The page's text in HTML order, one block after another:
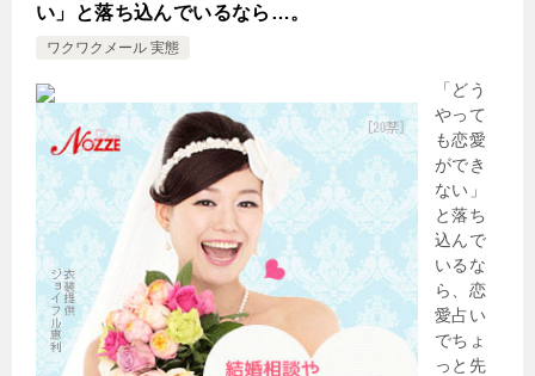
い」と落ち込んでいるなら…。
ワクワクメール 実態
「どう
やって
も恋愛
ができ
ない」
と落ち
込んで
いるな
ら、恋
愛占い
でちょ
っと先